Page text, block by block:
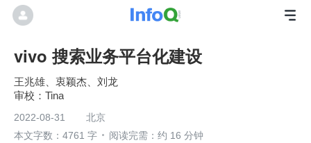
vivo 搜索业务平台化建设
王兆雄、衷颖杰、刘龙
Tina
2022-08-31
北京
本文字数：4761 字
阅读完需：约 16 分钟